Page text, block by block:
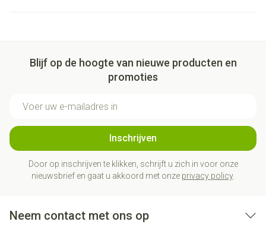
Blijf op de hoogte van nieuwe producten en
promoties
Inschrijven
Door op inschrijven te klikken, schrijft u zich in voor onze
nieuwsbrief en gaat u akkoord met onze privacy policy.
Neem contact met ons op